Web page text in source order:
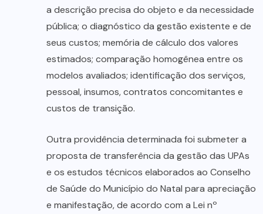
a descrição precisa do objeto e da necessidade
pública; o diagnóstico da gestão existente e de
seus custos; memória de cálculo dos valores
estimados; comparação homogênea entre os
modelos avaliados; identificação dos serviços,
pessoal, insumos, contratos concomitantes e
custos de transição.
Outra providência determinada foi submeter a
proposta de transferência da gestão das UPAs
e os estudos técnicos elaborados ao Conselho
de Saúde do Município do Natal para apreciação
e manifestação, de acordo com a Lei nº